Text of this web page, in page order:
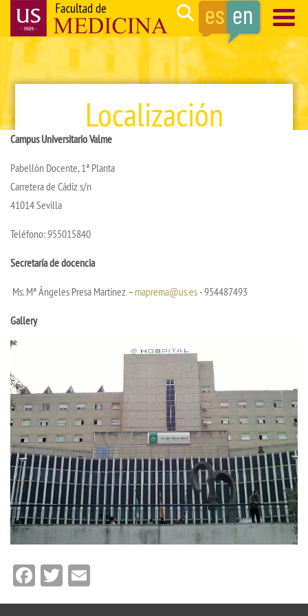
main
content
Search
Navegación
principal
Localización
Campus Universitario Valme
Pabellón Docente, 1ª Planta
Carretera de Cádiz s/n
41014 Sevilla
Teléfono: 955015840
Secretaría de docencia
Ms. Mª Ángeles Presa Martínez – maprema@us.es- 954487493
Gallery
Facebook
Twitter